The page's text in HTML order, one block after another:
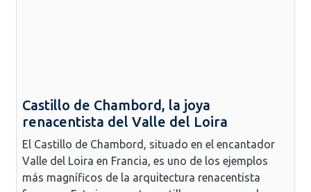
Castillo de Chambord, la joya
renacentista del Valle del Loira
El Castillo de Chambord, situado en el encantador
Valle del Loira en Francia, es uno de los ejemplos
más magníficos de la arquitectura renacentista